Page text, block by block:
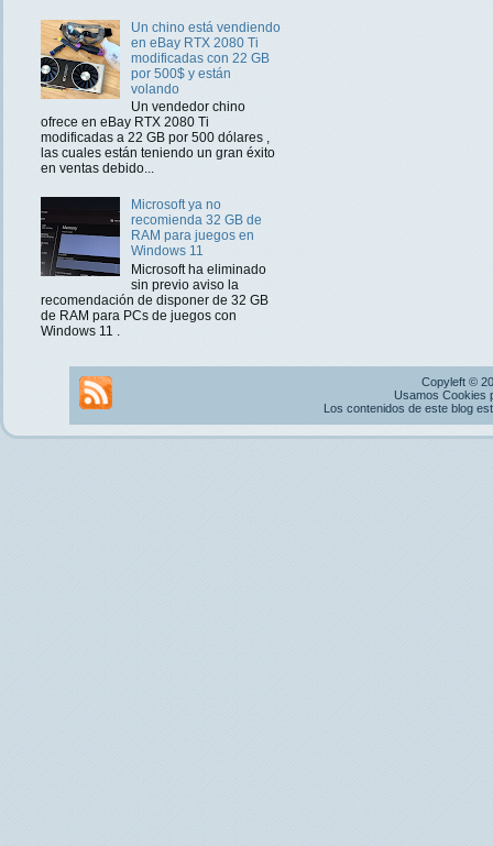
Un chino está vendiendo
en eBay RTX 2080 Ti
modificadas con 22 GB
por 500$ y están
volando
Un vendedor chino
ofrece en eBay RTX 2080 Ti
modificadas a 22 GB por 500 dólares ,
las cuales están teniendo un gran éxito
en ventas debido...
Microsoft ya no
recomienda 32 GB de
RAM para juegos en
Windows 11
Microsoft ha eliminado
sin previo aviso la
recomendación de disponer de 32 GB
de RAM para PCs de juegos con
Windows 11 .
Copyleft ©
Usamos Cookies
Los contenidos de este blog